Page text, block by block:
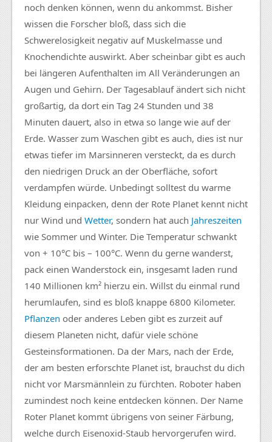
noch denken können, wenn du ankommst. Bisher
wissen die Forscher bloß, dass sich die
Schwerelosigkeit negativ auf Muskelmasse und
Knochendichte auswirkt. Aber scheinbar gibt es auch
bei längeren Aufenthalten im All Veränderungen an
Augen und Gehirn. Der Tagesablauf ändert sich nicht
großartig, da dort ein Tag 24 Stunden und 38
Minuten dauert, also in etwa so lange wie auf der
Erde. Wasser zum Waschen gibt es auch, dies ist nur
etwas tiefer im Marsinneren versteckt, da es durch
den niedrigen Druck an der Oberfläche, sofort
verdampfen würde. Unbedingt solltest du warme
Kleidung einpacken, denn der Rote Planet kennt nicht
nur Wind und Wetter, sondern hat auch Jahreszeiten
wie Sommer und Winter. Die Temperatur schwankt
von + 10°C bis – 100°C. Wenn du gerne wanderst,
pack einen Wanderstock ein, insgesamt laden rund
140 Millionen km² hierzu ein. Willst du einmal rund
herumlaufen, sind es bloß knappe 6800 Kilometer.
Pflanzen oder anderes Leben gibt es zurzeit auf
diesem Planeten nicht, dafür viele schöne
Gesteinsformationen. Da der Mars, nach der Erde,
der am besten erforschte Planet ist, brauchst du dich
nicht vor Marsmännlein zu fürchten. Roboter haben
zumindest noch keine entdecken können. Der Name
Roter Planet kommt übrigens von seiner Färbung,
welche durch Eisenoxid-Staub hervorgerufen wird.